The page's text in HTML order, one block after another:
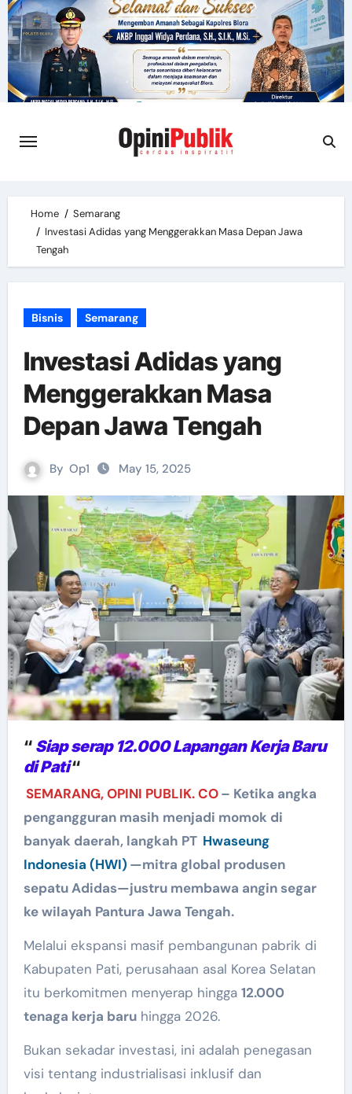
Skip
to
content
Home
Semarang
Investasi Adidas yang Menggerakkan Masa Depan Jawa
Tengah
Bisnis Semarang
Investasi Adidas yang
Menggerakkan Masa
Depan Jawa Tengah
By Op1 May 15, 2025
“ Siap serap 12.000 Lapangan Kerja Baru
di Pati“
SEMARANG, OPINI PUBLIK. CO– Ketika angka
pengangguran masih menjadi momok di
banyak daerah, langkah PT Hwaseung
Indonesia (HWI) —mitra global produsen
sepatu Adidas—justru membawa angin segar
ke wilayah Pantura Jawa Tengah.
Melalui ekspansi masif pembangunan pabrik di
Kabupaten Pati, perusahaan asal Korea Selatan
itu berkomitmen menyerap hingga 12.000
tenaga kerja baruhingga 2026.
Bukan sekadar investasi, ini adalah penegasan
visi tentang industrialisasi inklusif dan